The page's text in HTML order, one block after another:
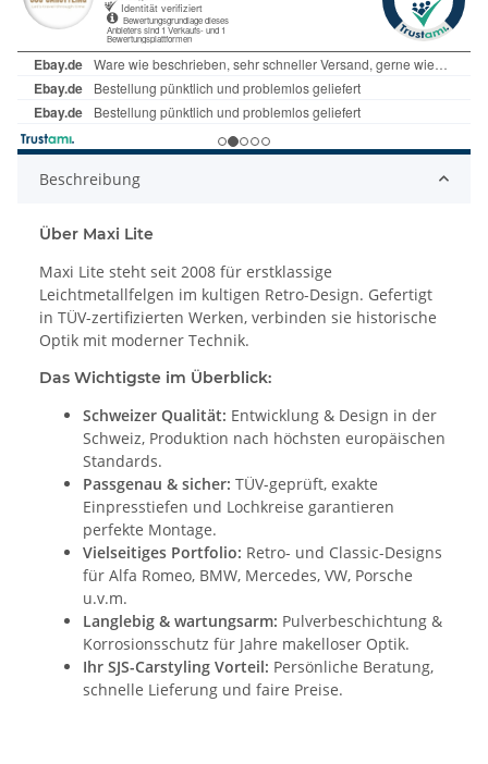
Beschreibung
Über Maxi Lite
Maxi Lite steht seit 2008 für erstklassige
Leichtmetallfelgen im kultigen Retro-Design. Gefertigt
in TÜV-zertifizierten Werken, verbinden sie historische
Optik mit moderner Technik.
Das Wichtigste im Überblick:
Schweizer Qualität: Entwicklung & Design in der
Schweiz, Produktion nach höchsten europäischen
Standards.
Passgenau & sicher: TÜV-geprüft, exakte
Einpresstiefen und Lochkreise garantieren
perfekte Montage.
Vielseitiges Portfolio: Retro- und Classic-Designs
für Alfa Romeo, BMW, Mercedes, VW, Porsche
u.v.m.
Langlebig & wartungsarm: Pulverbeschichtung &
Korrosionsschutz für Jahre makelloser Optik.
Ihr SJS-Carstyling Vorteil: Persönliche Beratung,
schnelle Lieferung und faire Preise.